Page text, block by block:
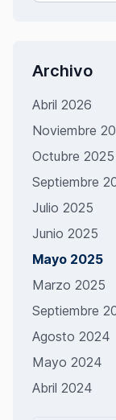
Archivo
Abril 2026
Noviembre
Octubre 2025
Septiembre
Julio 2025
Junio 2025
Mayo 2025
Marzo 2025
Septiembre
Agosto 2024
Mayo 2024
Abril 2024